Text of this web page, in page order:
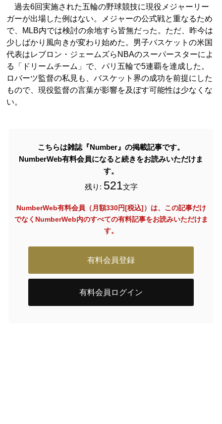
過去6回実施された五輪の野球競技に現役メジャーリー
ガーが出場した例はない。メジャーの公式戦と重なるため
で、MLB内では検討の余地すら皆無だった。ただ、昨今は
少しばかり風向きが変わり始めた。男子バスケットの米国
代表はレブロン・ジェームズらNBAのスーパースターによ
る「ドリームチーム」で、パリ五輪で5連覇を達成した。
ロバーツ監督の私見も、バスケット界の成功を前提にした
もので、現役監督の言葉が影響を及ぼす可能性は少なくな
い。
こちらは雑誌『Number』の掲載記事です。
NumberWeb有料会員になると続きをお読みいただけま
す。
残り: 521文字
NumberWeb有料会員（月額330円[税込]）は、この記事だけ
でなく NumberWeb内のすべての有料記事をお読みいただけま
す。
有料会員登録
有料会員ログイン